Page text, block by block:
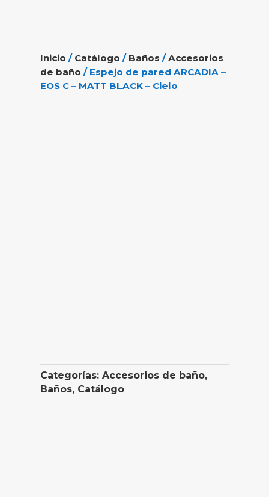
Inicio / Catálogo / Baños /Accesorios
de baño / Espejo de pared ARCADIA –
EOS C – MATT BLACK – Cielo
Categorías:Accesorios de baño,
Baños, Catálogo